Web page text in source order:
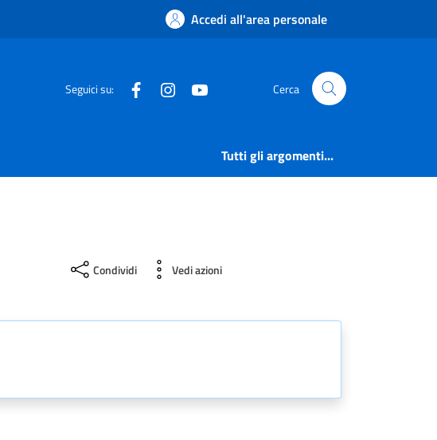
Accedi all'area personale
Seguici su: FacebookInstagram Cerca
Tutti gli argomenti...
Condividi Vedi azioni